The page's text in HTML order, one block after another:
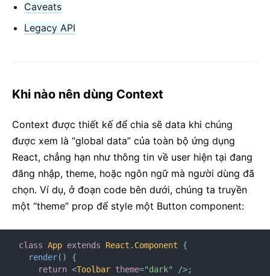
Caveats
Legacy API
Khi nào nên dùng Context
Context được thiết kế để chia sẽ data khi chúng
được xem là “global data” của toàn bộ ứng dụng
React, chẳng hạn như thông tin về user hiện tại đang
đăng nhập, theme, hoặc ngôn ngữ mà người dùng đã
chọn. Ví dụ, ở đoạn code bên dưới, chúng ta truyền
một “theme” prop để style một Button component:
class App extends React . Component
{
render( )
{
return <Toolbar theme="dark" />;
Tích Hợp Với Các Thư Viện Khác
JSX Chuyên Sâu
React nhưng không sử dụng ES6
Reconciliation
Refs Và DOM
Render Props
Kiểm Tra Static Type
Strict Mode
Web Components